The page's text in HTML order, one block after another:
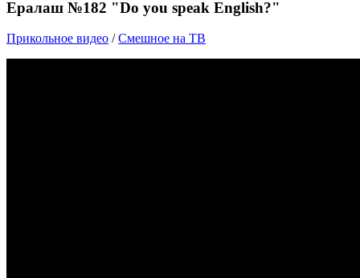
Ералаш №182 "Do you speak English?"
Прикольное видео /Смешное на ТВ